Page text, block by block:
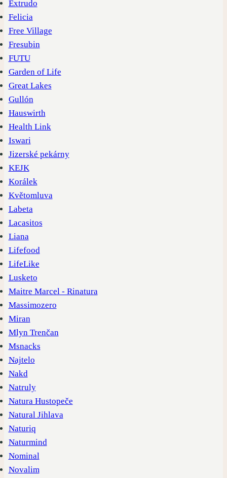
Extrudo
Felicia
Free Village
Fresubin
FUTU
Garden of Life
Great Lakes
Gullón
Hauswirth
Health Link
Iswari
Jizerské pekárny
KEJK
Korálek
Květomluva
Labeta
Lacasitos
Liana
Lifefood
LifeLike
Lusketo
Maitre Marcel - Rinatura
Massimozero
Miran
Mlyn Trenčan
Msnacks
Najtelo
Nakd
Natruly
Natura Hustopeče
Natural Jihlava
Naturiq
Naturmind
Nominal
Novalim